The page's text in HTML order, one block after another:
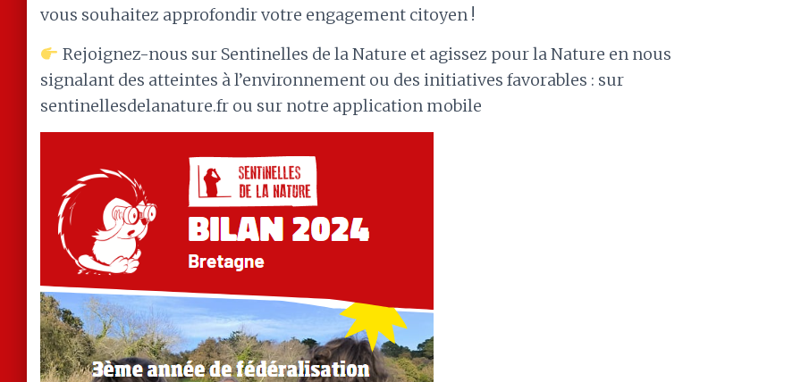
vous souhaitez approfondir votre engagement citoyen !
Rejoignez-nous sur Sentinelles de la Nature et agissez pour la Nature en nous
signalant des atteintes à l’environnement ou des initiatives favorables : sur
sentinellesdelanature.fr ou sur notre application mobile